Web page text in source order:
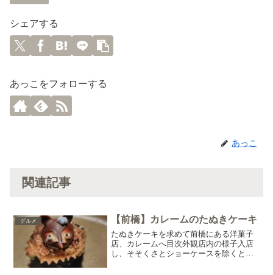
シェアする
あっこをフォローする
あっこ
関連記事
グルメ 【前橋】カレームのたぬきケーキ
たぬきケーキを求めて前橋にある洋菓子
店、カレームへ目次外観店内の様子入店
し、そそくさとショーケースを除くとい